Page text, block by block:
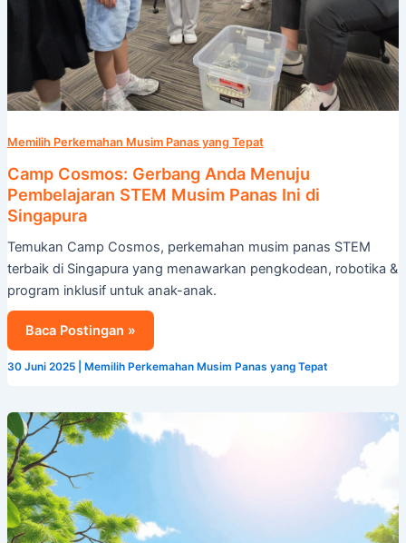
Memilih Perkemahan Musim Panas yang Tepat
Camp Cosmos: Gerbang Anda Menuju
Pembelajaran STEM Musim Panas Ini di
Singapura
Temukan Camp Cosmos, perkemahan musim panas STEM
terbaik di Singapura yang menawarkan pengkodean, robotika &
program inklusif untuk anak-anak.
Singapura
Baca Postingan »
30 Juni 2025 Memilih Perkemahan Musim Panas yang Tepat
Bagaimana
Cosmos
Singapura
Membentuk
Pemimpin
Masa